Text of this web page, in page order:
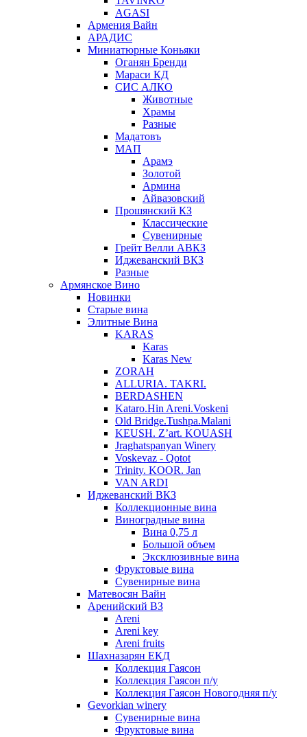
AGASI
Армения Вайн
АРАДИС
Миниатюрные Коньяки
Оганян Бренди
Мараси КД
СИС АЛКО
Животные
Храмы
Разные
Мадатовъ
МАП
Арамэ
Золотой
Армина
Айвазовский
Прошянский КЗ
Классические
Сувенирные
Грейт Велли АВКЗ
Иджеванский ВКЗ
Разные
Армянское Вино
Новинки
Старые вина
Элитные Вина
KARAS
Karas
Karas New
ZORAH
ALLURIA. TAKRI.
BERDASHEN
Kataro.Hin Areni.Voskeni
Old Bridge.Tushpa.Malani
KEUSH. Z’art. KOUASH
Jraghatspanyan Winery
Voskevaz - Qotot
Trinity. KOOR. Jan
VAN ARDI
Иджеванский ВКЗ
Коллекционные вина
Виноградные вина
Вина 0,75 л
Большой объем
Эксклюзивные вина
Фруктовые вина
Cувенирные вина
Матевосян Вайн
Аренийский ВЗ
Areni
Areni key
Areni fruits
Шахназарян ЕКД
Коллекция Гаясон
Коллекция Гаясон п/у
Коллекция Гаясон Новогодняя п/у
Gevorkian winery
Сувенирные вина
Фруктовые вина